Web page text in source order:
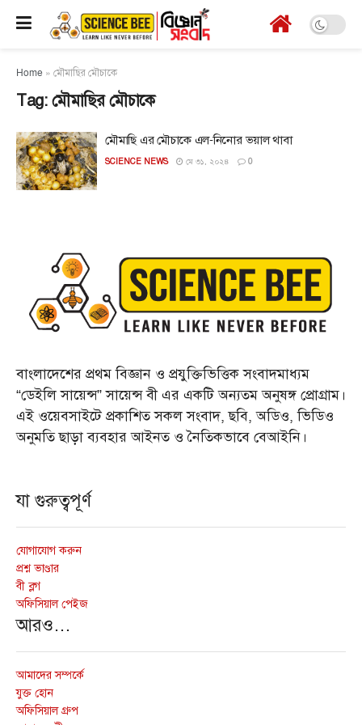
Home » মৌমাছির মৌচাকে
Tag: মৌমাছির মৌচাকে
মৌমাছি এর মৌচাকে এল-নিনোর ভয়াল থাবা
SCIENCE NEWS মে ৩১, ২০২৪ 0
বাংলাদেশের প্রথম বিজ্ঞান ও প্রযুক্তিভিত্তিক সংবাদমাধ্যম
“ডেইলি সায়েন্স” সায়েন্স বী এর একটি অন্যতম অনুষঙ্গ প্রোগ্রাম।
এই ওয়েবসাইটে প্রকাশিত সকল সংবাদ, ছবি, অডিও, ভিডিও
অনুমতি ছাড়া ব্যবহার আইনত ও নৈতিকভাবে বেআইনি।
যা গুরুত্বপূর্ণ
যোগাযোগ করুন
প্রশ্ন ভাণ্ডার
বী ব্লগ
অফিসিয়াল পেইজ
আরও…
আমাদের সম্পর্কে
যুক্ত হোন
অফিসিয়াল গ্রুপ